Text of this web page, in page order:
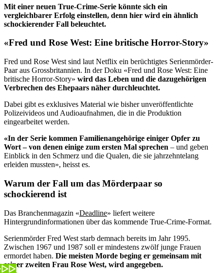
Mit einer neuen True-Crime-Serie könnte sich ein
vergleichbarer Erfolg einstellen, denn hier wird ein ähnlich
schockierender Fall beleuchtet.
«Fred und Rose West: Eine britische Horror-Story»
Fred und Rose West sind laut Netflix ein berüchtigtes Serienmörder-
Paar aus Grossbritannien. In der Doku «Fred und Rose West: Eine
britische Horror-Story» wird das Leben und die dazugehörigen
Verbrechen des Ehepaars näher durchleuchtet.
Dabei gibt es exklusives Material wie bisher unveröffentlichte
Polizeivideos und Audioaufnahmen, die in die Produktion
eingearbeitet werden.
«In der Serie kommen Familienangehörige einiger Opfer zu
Wort – von denen einige zum ersten Mal sprechen – und geben
Einblick in den Schmerz und die Qualen, die sie jahrzehntelang
erleiden mussten», heisst es.
Warum der Fall um das Mörderpaar so
schockierend ist
Das Branchenmagazin «Deadline» liefert weitere
Hintergrundinformationen über das kommende True-Crime-Format.
Serienmörder Fred West starb demnach bereits im Jahr 1995.
Zwischen 1967 und 1987 soll er mindestens zwölf junge Frauen
ermordet haben. Die meisten Morde beging er gemeinsam mit
seiner zweiten Frau Rose West, wird angegeben.